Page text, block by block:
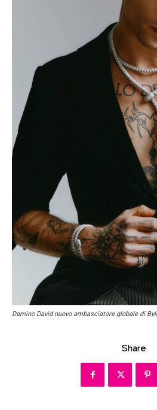
Damino David nuovo ambasciatore globale di
Share